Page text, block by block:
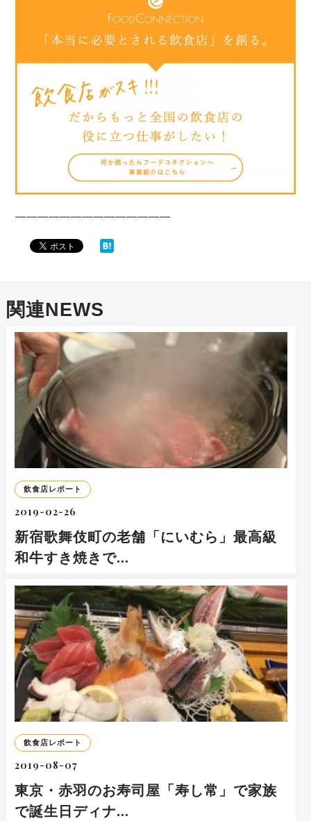
——————————————
関連NEWS
飲食店レポート
2019-02-26
新宿歌舞伎町の老舗「にいむら」最高級
和牛すき焼きで…
飲食店レポート
2019-08-07
東京・赤羽のお寿司屋「寿し常」で家族
で誕生日ディナ…